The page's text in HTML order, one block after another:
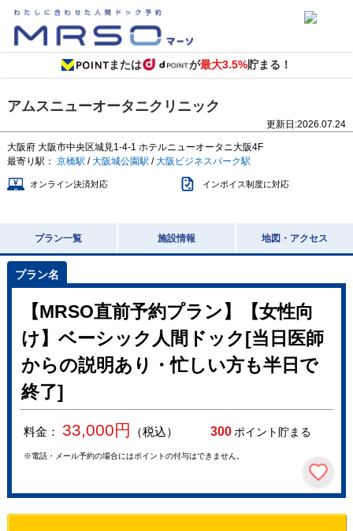
または が最大3.5%貯まる！
アムスニューオータニクリニック
更新日:2026.07.24
大阪府 大阪市中央区城見1-4-1 ホテルニューオータニ大阪4F
最寄り駅： 京橋駅 /大阪城公園駅 /大阪ビジネスパーク駅
オンライン決済対応 インボイス制度に対応
プラン一覧 施設情報 地図・アクセス
【MRSO直前予約プラン】【女性向
け】ベーシック人間ドック[当日医師
からの説明あり・忙しい方も半日で
終了]
料金： 33,000円 （税込） 300ポイント貯まる
※電話・メール予約の場合にはポイントの付与はできません。